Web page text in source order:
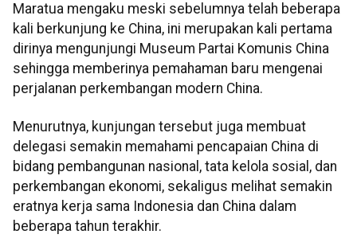
Maratua mengaku meski sebelumnya telah beberapa
kali berkunjung ke China, ini merupakan kali pertama
dirinya mengunjungi Museum Partai Komunis China
sehingga memberinya pemahaman baru mengenai
perjalanan perkembangan modern China.
Menurutnya, kunjungan tersebut juga membuat
delegasi semakin memahami pencapaian China di
bidang pembangunan nasional, tata kelola sosial, dan
perkembangan ekonomi, sekaligus melihat semakin
eratnya kerja sama Indonesia dan China dalam
beberapa tahun terakhir.